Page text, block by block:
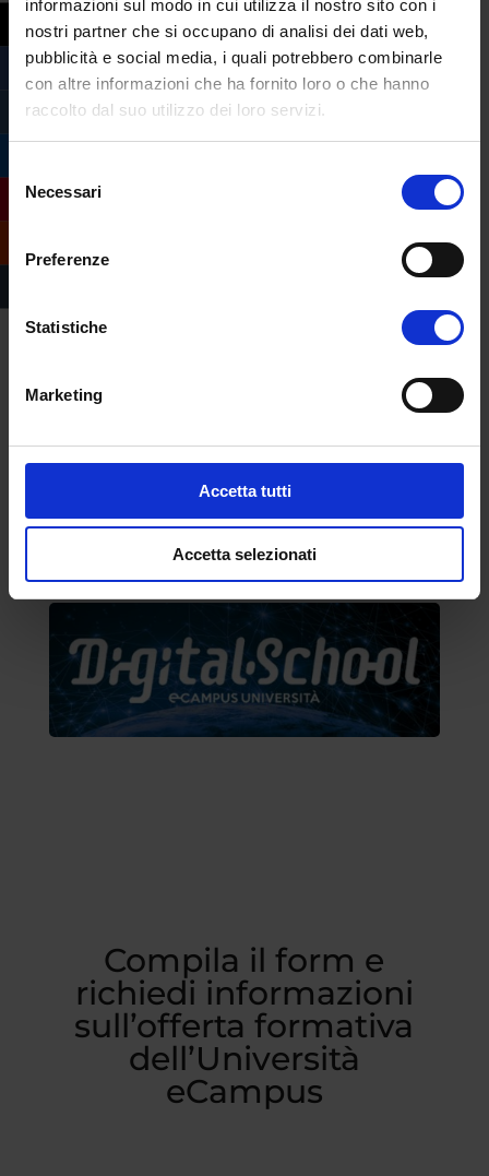
informazioni sul modo in cui utilizza il nostro sito con i
nostri partner che si occupano di analisi dei dati web,
pubblicità e social media, i quali potrebbero combinarle
con altre informazioni che ha fornito loro o che hanno
raccolto dal suo utilizzo dei loro servizi.
delNecessari
Preferenze
Statistiche
Marketing
Accetta tutti
Accetta selezionati
Sono previsti due esami online, strutturati
in 30 domande a risposta multipla. La prova
finale consiste nell’elaborazione di una tesi,
discussione e proclamazione.
Per visionare i dettagli completi del
patologia della riproduzione umana e di
. Per
personalizzata compila il form qui sotto.
livello
Compila il form e
richiedi informazioni
sull’offerta formativa
dell’Università
eCampus